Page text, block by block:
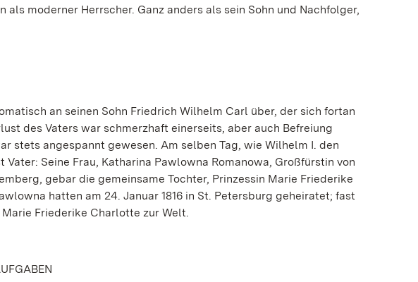
moderner Herrscher. Ganz anders als sein Sohn und Nachfolger,
an seinen Sohn Friedrich Wilhelm Carl über, der sich fortan
des Vaters war schmerzhaft einerseits, aber auch Befreiung
stets angespannt gewesen. Am selben Tag, wie Wilhelm I. den
Seine Frau, Katharina Pawlowna Romanowa, Großfürstin von
gebar die gemeinsame Tochter, Prinzessin Marie Friederike
hatten am 24. Januar 1816 in St. Petersburg geheiratet; fast
Friederike Charlotte zur Welt.